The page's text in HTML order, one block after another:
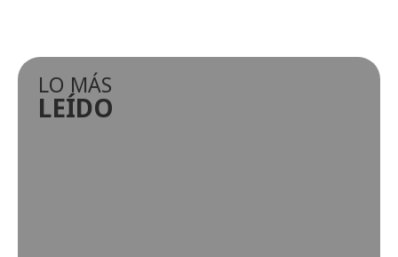
LO MÁS
LEÍDO